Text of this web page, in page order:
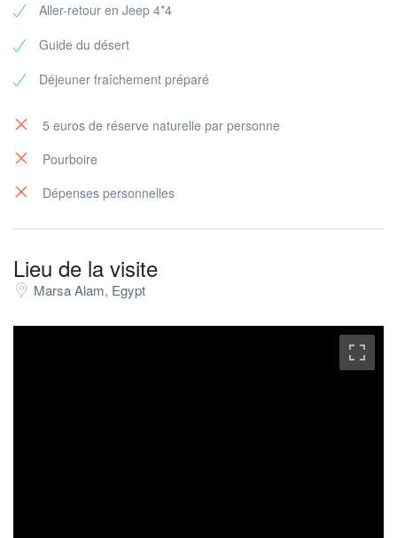
Aller-retour en Jeep 4*4
Guide du désert
Déjeuner fraîchement préparé
5 euros de réserve naturelle par personne
Pourboire
Dépenses personnelles
Lieu de la visite
Marsa Alam, Egypt